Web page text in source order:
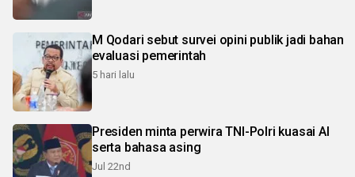
M Qodari sebut survei opini publik jadi bahan
evaluasi pemerintah
5 hari lalu
Presiden minta perwira TNI-Polri kuasai AI
serta bahasa asing
Jul 22nd